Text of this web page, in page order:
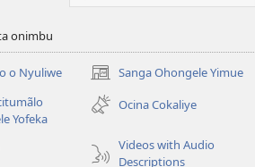
onimbu
o Nyuliwe Sanga Ohongele Yimue
(yikula
onjanela
yokaliye)
Yofeka
Ocina Cokaliye
Videos with Audio
Descriptions